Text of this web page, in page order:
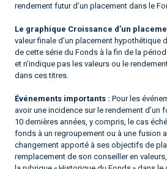
rendement futur d’un placement dans le
Le graphique Croissance d’un
valeur finale d’un placement hypothétique
de cette série du Fonds à la fin de la
et n’indique pas les valeurs ou le
dans ces titres.
Événements importants : Pour les
avoir une incidence sur le rendement d’un
10 dernières années, y compris, le cas
fonds à un regroupement ou à une fusion
changement apporté à ses objectifs de
remplacement de son conseiller en